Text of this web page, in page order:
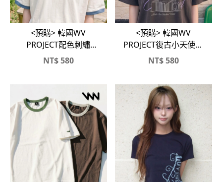
<預購> 韓國WV
PROJECT配色刺繡
Logo純棉短T
NT$580
<預購> 韓國WV
PROJECT復古小天使純
棉短T
NT$580